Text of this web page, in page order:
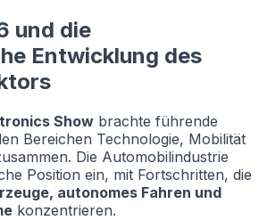
und die
Entwicklung des
Show brachte führende
Bereichen Technologie, Mobilität
Die Automobilindustrie
Position ein, mit Fortschritten, die
autonomes Fahren und
konzentrieren.